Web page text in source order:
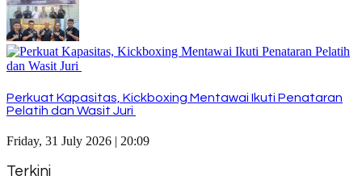
Perkuat Kapasitas, Kickboxing Mentawai Ikuti Penataran
Pelatih dan Wasit Juri
Friday, 31 July 2026 | 20:09
Terkini